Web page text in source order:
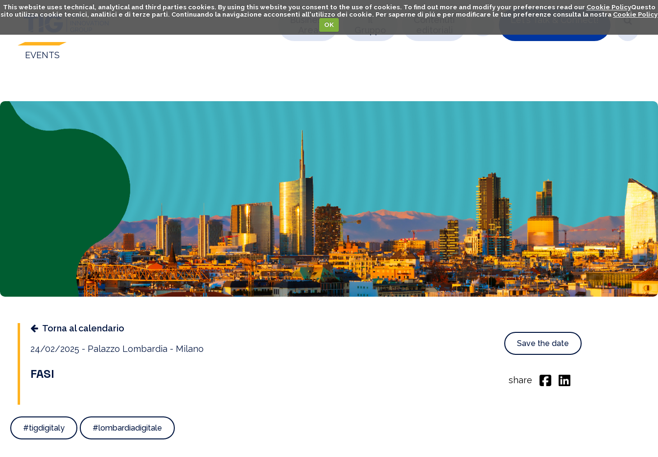
This website uses technical, analytical and third parties cookies. By using this website you consent to the use of cookies. To find out more and modify your preferences read our Cookie PolicyQuesto
sito utilizza cookie tecnici, analitici e di terze parti. Continuando la navigazione acconsenti all'utilizzo dei cookie. Per saperne di piú e per modificare le tue preferenze consulta la nostra Cookie Policy
OK
EVENTS
Let's Talk & Connect!
Business
Il
Contenuti
Torna al calendario
24/02/2025 - Palazzo Lombardia - Milano
FASI
Save the date
share
#tigdigitaly #lombardiadigitale